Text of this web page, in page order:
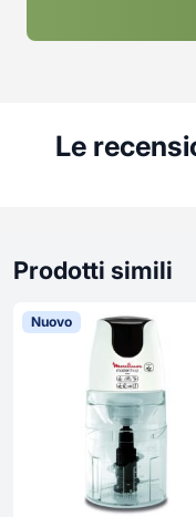
Le
Prodotti simili
Nuovo